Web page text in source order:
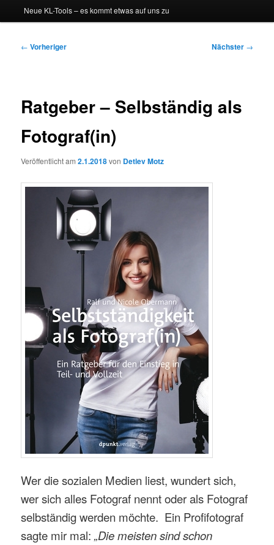
Neue KL-Tools – es kommt etwas auf uns zu
Beitragsnavigation
← Vorheriger Nächster →
Ratgeber – Selbständig als
Fotograf(in)
Veröffentlicht am2.1.2018von Detlev Motz
Wer die sozialen Medien liest, wundert sich,
wer sich alles Fotograf nennt oder als Fotograf
selbständig werden möchte. Ein Profifotograf
sagte mir mal: „Die meisten sind schon